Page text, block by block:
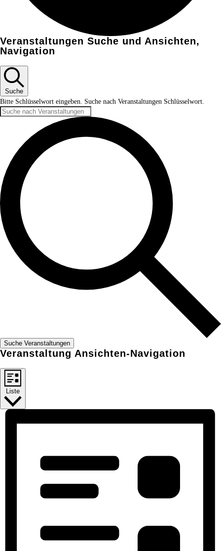
Veranstaltungen Suche und Ansichten,
Navigation
Suche
Bitte Schlüsselwort eingeben. Suche nach Veranstaltungen Schlüsselwort.
Suche Veranstaltungen
Veranstaltung Ansichten-Navigation
Liste